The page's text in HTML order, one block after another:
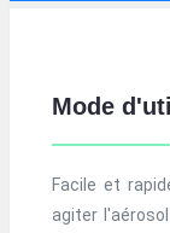
Mode
Facile et
agiter